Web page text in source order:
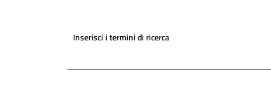
Inserisci i termini di ricerca